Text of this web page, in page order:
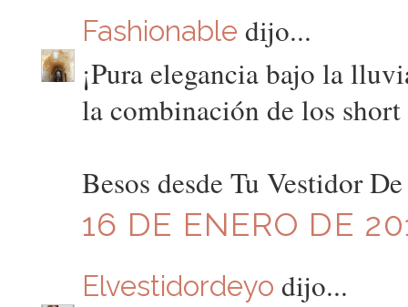
Fashionable dijo...
¡Pura elegancia bajo la
la combinación de los
Besos desde Tu Vestidor
16 DE ENERO DE
Elvestidordeyo dijo...